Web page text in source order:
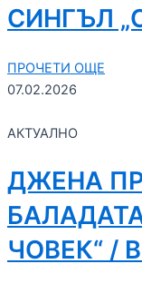
СИНГЪЛ
ПРОЧЕТИ ОЩЕ
07.02.2026
АКТУАЛНО
ДЖЕНА
ЧОВЕК“ /